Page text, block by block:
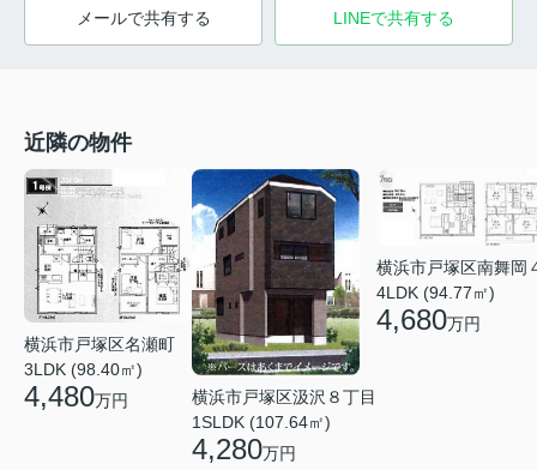
メールで共有する LINEで共有する
近隣の物件
横浜市戸塚区名瀬町
3LDK (98.40㎡)
4,480万円
横浜市戸塚区汲沢８丁目
1SLDK (107.64㎡)
4,280万円
横浜市戸塚区南舞岡
4LDK (94.77㎡)
4,680万円